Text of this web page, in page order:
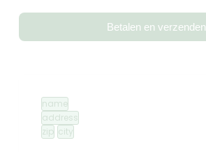
Betalen en verzenden
name
address
zip city